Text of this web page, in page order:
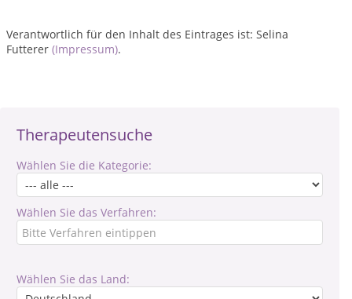
Therapeutensuche
Wählen Sie die Kategorie:
Wählen Sie das Verfahren:
Wählen Sie das Land:
Verantwortlich für den Inhalt des Eintrages ist: Selina
Futterer (Impressum).